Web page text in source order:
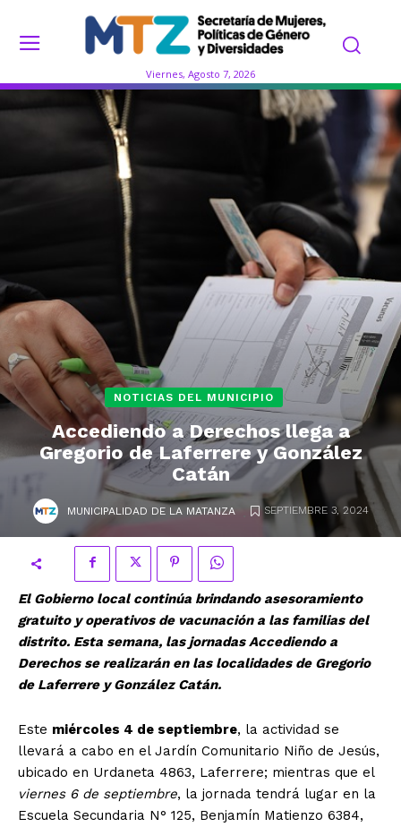
Viernes, Agosto 7, 2026
NOTICIAS DEL MUNICIPIO
Accediendo a Derechos llega a
Gregorio de Laferrere y González
Catán
MUNICIPALIDAD DE LA MATANZA SEPTIEMBRE 3, 2024
El Gobierno local continúa brindando asesoramiento
gratuito y operativos de vacunación a las familias del
distrito. Esta semana, las jornadas Accediendo a
Derechos se realizarán en las localidades de Gregorio
de Laferrere y González Catán.
Este miércoles 4 de septiembre, la actividad se
llevará a cabo en el Jardín Comunitario Niño de Jesús,
ubicado en Urdaneta 4863, Laferrere; mientras que el
viernes 6 de septiembre, la jornada tendrá lugar en la
Escuela Secundaria N° 125, Benjamín Matienzo 6384,